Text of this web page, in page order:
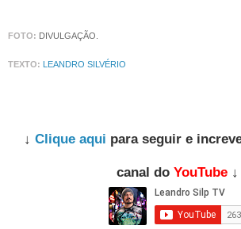
FOTO: DIVULGAÇÃO.
TEXTO: LEANDRO SILVÉRIO
↓ Clique aqui para seguir e
canal do YouTube ↓